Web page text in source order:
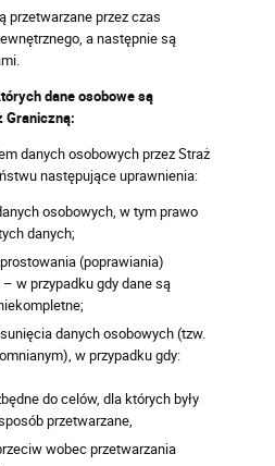
przetwarzane przez czas
a następnie są
dane osobowe są
Graniczną:
danych osobowych przez Straż
następujące uprawnienia:
osobowych, w tym prawo
danych;
(poprawiania)
w przypadku gdy dane są
danych osobowych (tzw.
w przypadku gdy:
do celów, dla których były
przetwarzane,
wobec przetwarzania